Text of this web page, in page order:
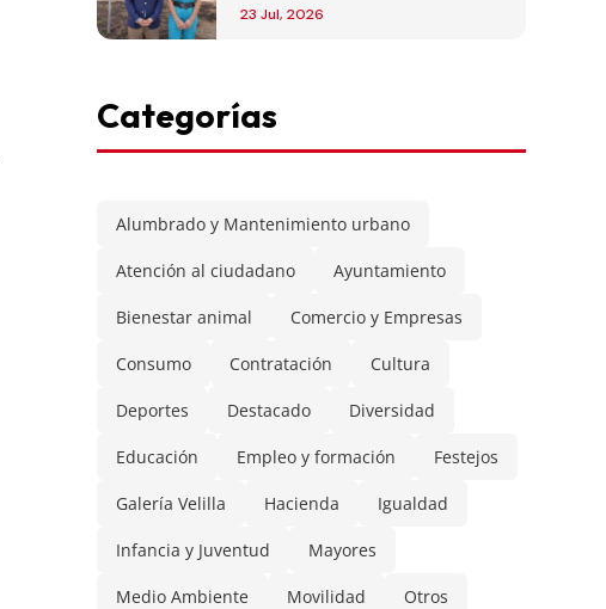
la Comunidad de Madrid
23 Jul, 2026
Categorías
Alumbrado y Mantenimiento urbano
Atención al ciudadano Ayuntamiento
Bienestar animal Comercio y Empresas
Consumo Contratación Cultura
Deportes Destacado Diversidad
Educación Empleo y formación Festejos
Galería Velilla Hacienda Igualdad
Infancia y Juventud Mayores
Medio Ambiente Movilidad Otros